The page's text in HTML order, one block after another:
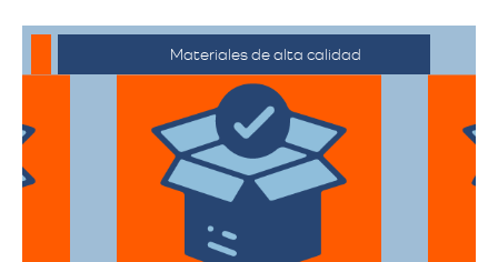
Materiales de alta calidad
Utilizan materiales de embalaje de
primera categoría para garantizar que
todas sus pertenencias estén protegidas
durante el traslado.